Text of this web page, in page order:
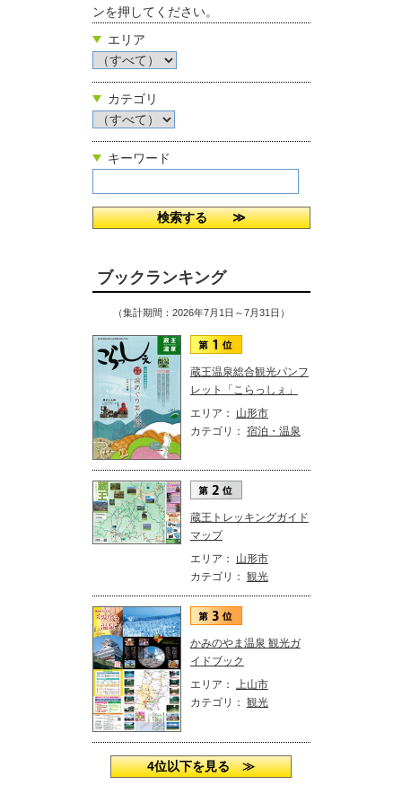
ンを押してください。
エリア
カテゴリ
キーワード
ブックランキング
（集計期間：2026年7月1日～7月31日）
蔵王温泉総合観光パンフ
レット「こらっしぇ」
エリア： 山形市
カテゴリ： 宿泊・温泉
蔵王トレッキングガイド
マップ
エリア： 山形市
カテゴリ： 観光
かみのやま温泉 観光ガ
イドブック
エリア： 上山市
カテゴリ： 観光
4位以下を見る ≫